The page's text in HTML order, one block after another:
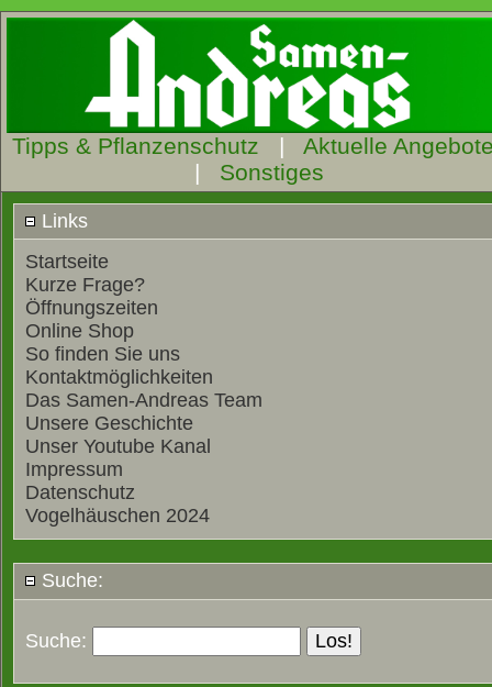
Tipps & Pflanzenschutz | Aktuelle
| Sonstiges
Links
Startseite
Kurze Frage?
Öffnungszeiten
Online Shop
So finden Sie uns
Kontaktmöglichkeiten
Das Samen-Andreas Team
Unsere Geschichte
Unser Youtube Kanal
Impressum
Datenschutz
Vogelhäuschen 2024
Suche:
Suche: